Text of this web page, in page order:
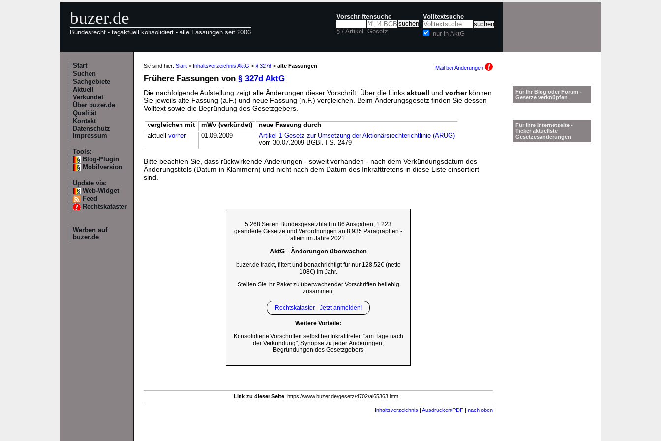
buzer.de
Bundesrecht - tagaktuell konsolidiert - alle Fassungen seit 2006
Vorschriftensuche
§ / Artikel Gesetz
Volltextsuche
nur in AktG
Start
Suchen
Sachgebiete
Aktuell
Verkündet
Über buzer.de
Qualität
Kontakt
Datenschutz
Impressum
Tools:
Blog-Plugin
Mobilversion
Update via:
Web-Widget
Feed
Rechtskataster
Werben auf
buzer.de
Sie sind hier: Start > Inhaltsverzeichnis AktG > § 327d > alte Fassungen Mail bei Änderungen
Frühere Fassungen von § 327d AktG
Die nachfolgende Aufstellung zeigt alle Änderungen dieser Vorschrift. Über die Links aktuell und vorherkönnen
Sie jeweils alte Fassung (a.F.) und neue Fassung (n.F.) vergleichen. Beim Änderungsgesetz finden Sie dessen
Volltext sowie die Begründung des Gesetzgebers.
vergleichen mit mWv (verkündet)
neue Fassung durch
aktuell vorher 01.09.2009
Artikel 1 Gesetz zur Umsetzung der Aktionärsrechterichtlinie (ARUG)
vom 30.07.2009 BGBl. I S. 2479
Bitte beachten Sie, dass rückwirkende Änderungen - soweit vorhanden - nach dem Verkündungsdatum des
Änderungstitels (Datum in Klammern) und nicht nach dem Datum des Inkrafttretens in diese Liste einsortiert
sind.
5.268 Seiten Bundesgesetzblatt in 86 Ausgaben, 1.223
geänderte Gesetze und Verordnungen an 8.935 Paragraphen -
allein im Jahre 2021.
AktG - Änderungen überwachen
buzer.de trackt, filtert und benachrichtigt für nur 128,52€ (netto
108€) im Jahr.
Stellen Sie Ihr Paket zu überwachender Vorschriften beliebig
zusammen.
Rechtskataster - Jetzt anmelden!
Weitere Vorteile:
Konsolidierte Vorschriften selbst bei Inkrafttreten "am Tage nach
der Verkündung", Synopse zu jeder Änderungen,
Begründungen des Gesetzgebers
Link zu dieser Seite: https://www.buzer.de/gesetz/4702/al65363.htm
Inhaltsverzeichnis | Ausdrucken/PDF | nach oben
Für Ihr Blog oder Forum -
Gesetze verknüpfen
Für Ihre Internetseite -
Ticker aktuellste
Gesetzesänderungen